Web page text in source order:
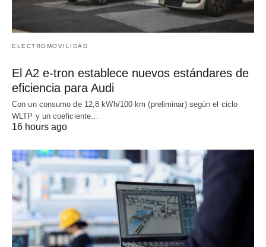
ELECTROMOVILIDAD
El A2 e-tron establece nuevos estándares de
eficiencia para Audi
Con un consumo de 12,8 kWh/100 km (preliminar) según el ciclo
WLTP y un coeficiente…
16 hours ago